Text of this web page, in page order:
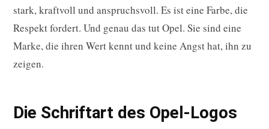
stark, kraftvoll und anspruchsvoll. Es ist eine Farbe, die
Respekt fordert. Und genau das tut Opel. Sie sind eine
Marke, die ihren Wert kennt und keine Angst hat, ihn zu
zeigen.
Die Schriftart des Opel-Logos